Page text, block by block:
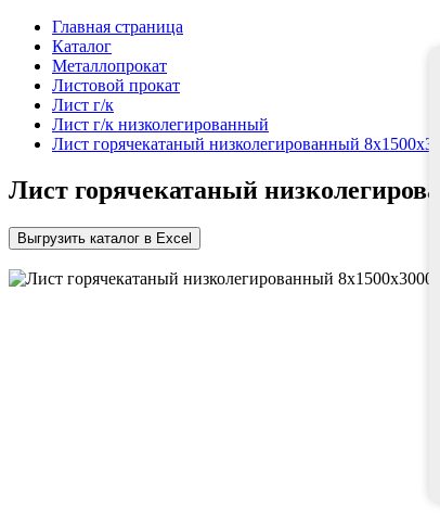
Главная страница
Каталог
Металлопрокат
Листовой прокат
Лист г/к
Лист г/к низколегированный
Лист горячекатаный низколегированный
Лист горячекатаный
Выгрузить каталог в Excel